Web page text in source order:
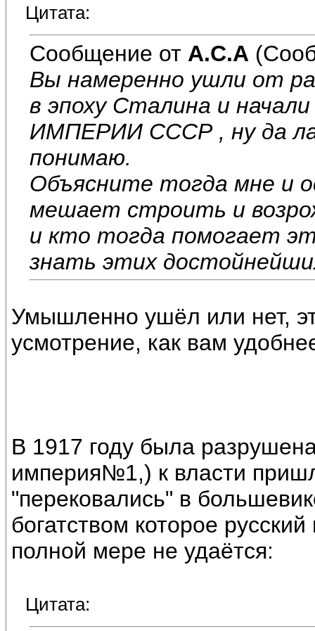
Цитата:
Сообщение от А.С.А
Вы намеренно ушли от
в эпоху Сталина и
ИМПЕРИИ СССР , ну да
понимаю.
Объясните тогда мне и
мешает строить и
и кто тогда помогает
знать этих
Умышленно ушёл или нет,
усмотрение, как вам
В 1917 году была
империя№1,) к власти
"перековались" в
богатством которое
полной мере не удаётся:
Цитата: